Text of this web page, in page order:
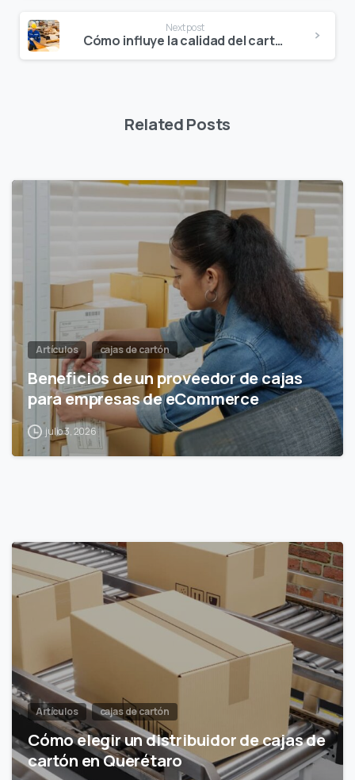
Next post
Cómo influye la calidad del cartón en la resistencia de las cajas
Related Posts
Artículos cajas de cartón
Beneficios de un proveedor de cajas
para empresas de eCommerce
julio 3, 2026
Artículos cajas de cartón
Cómo elegir un distribuidor de cajas de
cartón en Querétaro